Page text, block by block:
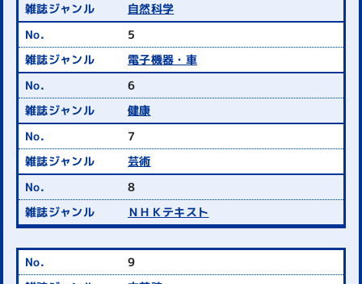
自然科学
5
電子機器・車
6
健康
7
芸術
8
ＮＨＫテキスト
9